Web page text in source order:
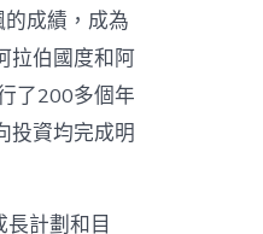
成績，成為
拉伯國度和阿
了200多個年
投資均完成明
計劃和目